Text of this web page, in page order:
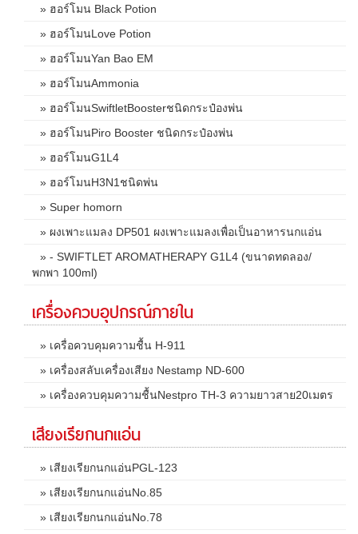
» ฮอร์โมน Black Potion
» ฮอร์โมนLove Potion
» ฮอร์โมนYan Bao EM
» ฮอร์โมนAmmonia
» ฮอร์โมนSwiftletBoosterชนิดกระป๋องพ่น
» ฮอร์โมนPiro Booster ชนิดกระป๋องพ่น
» ฮอร์โมนG1L4
» ฮอร์โมนH3N1ชนิดพ่น
» Super homorn
» ผงเพาะแมลง DP501 ผงเพาะแมลงเพื่อเป็นอาหารนกแอ่น
» - SWIFTLET AROMATHERAPY G1L4 (ขนาดทดลอง/
พกพา 100ml)
เครื่องควบอุปกรณ์ภายใน
» เครื่อควบคุมความชื้น H-911
» เครื่องสลับเครื่องเสียง Nestamp ND-600
» เครื่องควบคุมความชื้นNestpro TH-3 ความยาวสาย20เมตร
เสียงเรียกนกแอ่น
» เสียงเรียกนกแอ่นPGL-123
» เสียงเรียกนกแอ่นNo.85
» เสียงเรียกนกแอ่นNo.78